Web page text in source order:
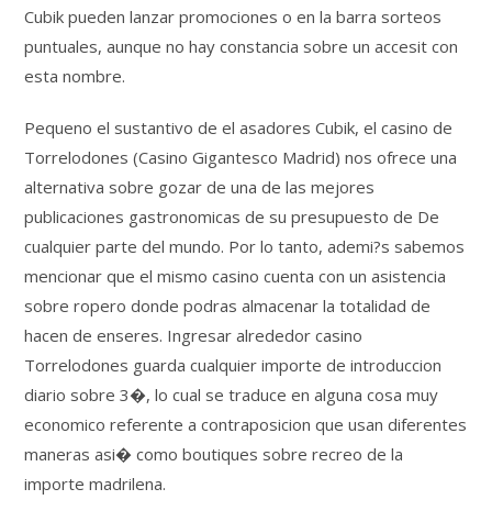
Cubik pueden lanzar promociones o en la barra sorteos
puntuales, aunque no hay constancia sobre un accesit con
esta nombre.
Pequeno el sustantivo de el asadores Cubik, el casino de
Torrelodones (Casino Gigantesco Madrid) nos ofrece una
alternativa sobre gozar de una de las mejores
publicaciones gastronomicas de su presupuesto de De
cualquier parte del mundo. Por lo tanto, ademi?s sabemos
mencionar que el mismo casino cuenta con un asistencia
sobre ropero donde podras almacenar la totalidad de
hacen de enseres. Ingresar alrededor casino
Torrelodones guarda cualquier importe de introduccion
diario sobre 3�, lo cual se traduce en alguna cosa muy
economico referente a contraposicion que usan diferentes
maneras asi� como boutiques sobre recreo de la
importe madrilena.